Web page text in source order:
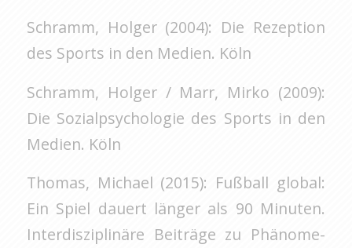
Schramm, Hol­ger (2004): Die Re­zep­ti­on
des Sports in den Me­di­en. Köln
Schramm, Hol­ger / Marr, Mirko (2009):
Die So­zi­al­psy­cho­lo­gie des Sports in den
Me­di­en. Köln
Tho­mas, Mi­cha­el (2015): Fuß­ball glo­bal:
Ein Spiel dau­ert län­ger als 90 Mi­nu­ten.
In­ter­dis­zi­pli­nä­re Bei­trä­ge zu Phä­no­me­